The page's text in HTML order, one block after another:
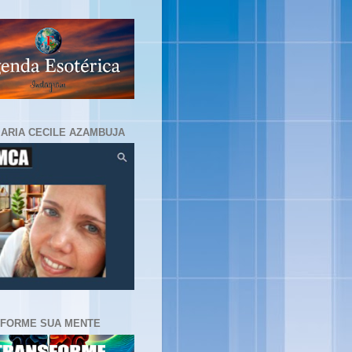
CECILE AZAMBUJA
SUA MENTE